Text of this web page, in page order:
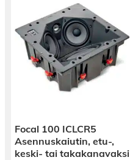
Focal 100 ICLCR5
Asennuskaiutin, etu-,
keski- tai takakanavaksi